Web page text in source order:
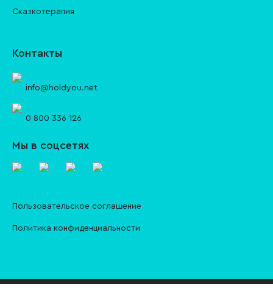
Сказкотерапия
Контакты
info@holdyou.net
0 800 336 126
Мы в соцсетях
Пользовательское соглашение
Политика конфиденциальности